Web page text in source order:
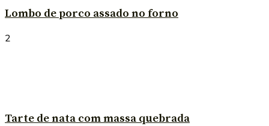
Lombo de porco assado no forno
2
Tarte de nata com massa quebrada